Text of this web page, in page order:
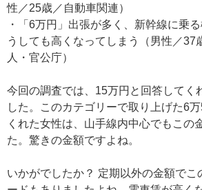
性／25歳／自動車関連）
・「6万円」出張が多く、新幹線に乗
うしても高くなってしまう（男性／37
人・官公庁）
今回の調査では、15万円と回答してく
した。このカテゴリーで取り上げた6
くれた女性は、山手線内中心でもこの
た。驚きの金額ですよね。
いかがでしたか？ 定期以外の金額でこ